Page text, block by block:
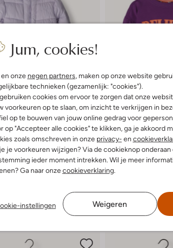
Jum, cookies!
onze negen partners, maken op onze website
technieken (gezamenlijk: "cookies").
cookies om ervoor te zorgen dat onze
voorkeuren op te slaan, om inzicht te verkrijgen in
op te bouwen van jouw online gedrag voor
op "Accepteer alle cookies" te klikken, ga je akkoord
zoals omschreven in onze privacy- en
je voorkeuren wijzigen? Via de cookieknop
ieder moment intrekken. Wil je meer
Ga naar onzecookieverklaring.
instellingen Weigeren
jas
Laatste items
-20%
Vingino
Sweater
€ 44,95